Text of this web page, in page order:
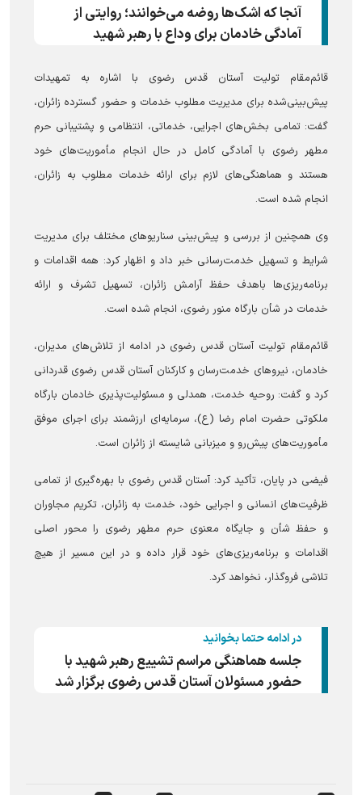
آنجا که اشک‌ها روضه می‌خوانند؛ روایتی از
آمادگی خادمان برای وداع با رهبر شهید
قائم‌مقام تولیت آستان قدس رضوی با اشاره به تمهیدات
پیش‌بینی‌شده برای مدیریت مطلوب خدمات و حضور گسترده زائران،
گفت: تمامی بخش‌های اجرایی، خدماتی، انتظامی و پشتیبانی حرم
مطهر رضوی با آمادگی کامل در حال انجام مأموریت‌های خود
هستند و هماهنگی‌های لازم برای ارائه خدمات مطلوب به زائران،
انجام شده است.
وی همچنین از بررسی و پیش‌بینی سناریو‌های مختلف برای مدیریت
شرایط و تسهیل خدمت‌رسانی خبر داد و اظهار کرد: همه اقدامات و
برنامه‌ریزی‌ها باهدف حفظ آرامش زائران، تسهیل تشرف و ارائه
خدمات در شأن بارگاه منور رضوی، انجام شده است.
قائم‌مقام تولیت آستان قدس رضوی در ادامه از تلاش‌های مدیران،
خادمان، نیرو‌های خدمت‌رسان و کارکنان آستان قدس رضوی قدردانی
کرد و گفت: روحیه خدمت، همدلی و مسئولیت‌پذیری خادمان بارگاه
ملکوتی حضرت امام رضا (ع)، سرمایه‌ای ارزشمند برای اجرای موفق
مأموریت‌های پیش‌رو و میزبانی شایسته از زائران است.
فیضی در پایان، تأکید کرد: آستان قدس رضوی با بهره‌گیری از تمامی
ظرفیت‌های انسانی و اجرایی خود، خدمت به زائران، تکریم مجاوران
و حفظ شأن و جایگاه معنوی حرم مطهر رضوی را محور اصلی
اقدامات و برنامه‌ریزی‌های خود قرار داده و در این مسیر از هیچ
تلاشی فروگذار، نخواهد کرد.
در ادامه حتما بخوانید
جلسه هماهنگی مراسم تشییع رهبر شهید با
حضور مسئولان آستان قدس رضوی برگزار شد